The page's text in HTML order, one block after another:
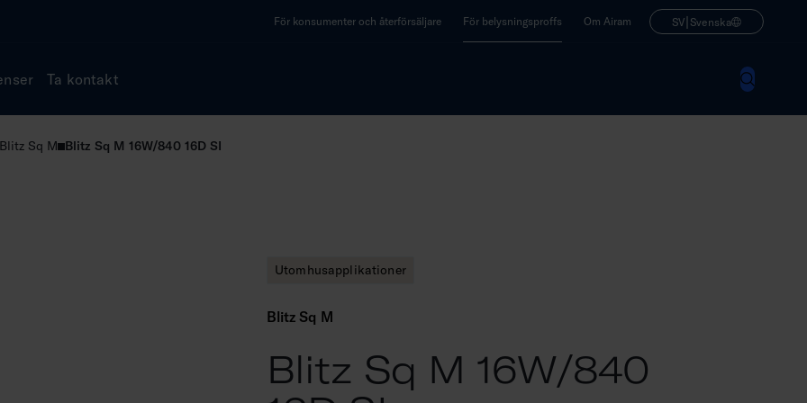
För konsumenter och återförsäljare För belysningsproffs Om Airam SV| Svenska
Ta kontakt
Blitz Sq M Blitz Sq M 16W/840 16D SI
Utomhusapplikationer
Blitz Sq M
Blitz Sq M 16W/840